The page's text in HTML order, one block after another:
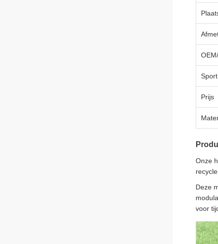
Sport
Prijs
Onze
Deze
voor